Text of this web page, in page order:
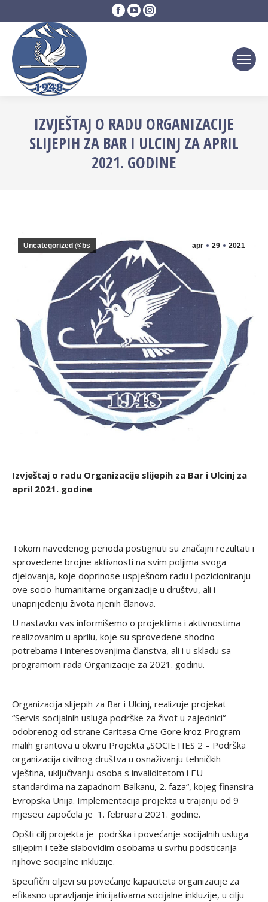
Facebook
page
YouTube
page
Instagram
page
IZVJEŠTAJ O RADU ORGANIZACIJE
SLIJEPIH ZA BAR I ULCINJ ZA APRIL
2021. GODINE
apr 29 2021
Uncategorized @bs
Izvještaj o radu Organizacije slijepih za Bar i Ulcinj za
april 2021. godine
Tokom navedenog perioda postignuti su značajni rezultati i
sprovedene brojne aktivnosti na svim poljima svoga
djelovanja, koje doprinose uspješnom radu i pozicioniranju
ove socio-humanitarne organizacije u društvu, ali i
unaprijeđenju života njenih članova.
U nastavku vas informišemo o projektima i aktivnostima
realizovanim u aprilu, koje su sprovedene shodno
potrebama i interesovanjima članstva, ali i u skladu sa
programom rada Organizacije za 2021. godinu.
Organizacija slijepih za Bar i Ulcinj, realizuje projekat
“Servis socijalnih usluga podrške za život u zajednici“
odobrenog od strane Caritasa Crne Gore kroz Program
malih grantova u okviru Projekta „SOCIETIES 2 – Podrška
organizacija civilnog društva u osnaživanju tehničkih
vještina, uključivanju osoba s invaliditetom i EU
standardima na zapadnom Balkanu, 2. faza“, kojeg finansira
Evropska Unija. Implementacija projekta u trajanju od 9
mjeseci započela je 1. februara 2021. godine.
Opšti cilj projekta je podrška i povećanje socijalnih usluga
slijepim i teže slabovidim osobama u svrhu podsticanja
njihove socijalne inkluzije.
Specifični ciljevi su povećanje kapaciteta organizacije za
efikasno upravljanje inicijativama socijalne inkluzije, u cilju